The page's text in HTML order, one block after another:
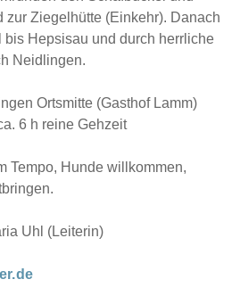
Ziegelhütte (Einkehr). Danach
Hepsisau und durch herrliche
Neidlingen.
Ortsmitte (Gasthof Lamm)
6 h reine Gehzeit
Tempo, Hunde willkommen,
Uhl (Leiterin)